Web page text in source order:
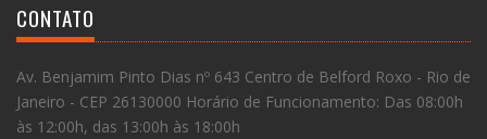
CONTATO
Av. Benjamim Pinto Dias nº 643 Centro de Belford Roxo - Rio de
Janeiro - CEP 26130000 Horário de Funcionamento: Das 08:00h
às 12:00h, das 13:00h às 18:00h